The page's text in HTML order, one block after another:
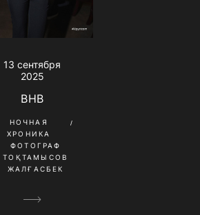
13 сентября
2025
BHB
НОЧНАЯ
ХРОНИКА
ФОТОГРАФ
ТОҚТАМЫСОВ
ЖАЛҒАСБЕК